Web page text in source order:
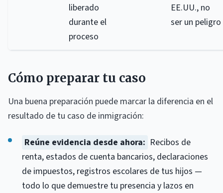
liberado
durante el
proceso
EE.UU., no
ser un peligro
Cómo preparar tu caso
Una buena preparación puede marcar la diferencia en el
resultado de tu caso de inmigración:
Reúne evidencia desde ahora: Recibos de
renta, estados de cuenta bancarios, declaraciones
de impuestos, registros escolares de tus hijos —
todo lo que demuestre tu presencia y lazos en